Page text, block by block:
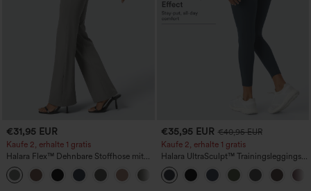
€31,95 EUR
Kaufe 2, erhalte 1 gratis
Halara Flex™ Dehnbare Stoffhose mit
hohem Bund und Seitentasche hinten
+13
€35,95 EUR €40,95 EUR
Kaufe 2, erhalte 1 gratis
Halara UltraSculpt™ Trainingsleggings
mit hohem Bund – raffende Push-up-
Po-Form, Bauchkontrolle, Taschen und
formende Passform